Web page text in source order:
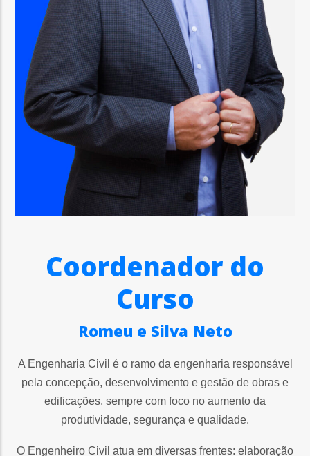
Coordenador do
Curso
Romeu e Silva Neto
A Engenharia Civil é o ramo da engenharia responsável
pela concepção, desenvolvimento e gestão de obras e
edificações, sempre com foco no aumento da
produtividade, segurança e qualidade.
O Engenheiro Civil atua em diversas frentes: elaboração